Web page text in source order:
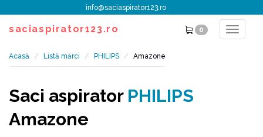
info@saciaspirator123.ro
saciaspirator123.ro 0
Toggle
Acasă Listă mărci PHILIPS Amazone
Saci aspirator PHILIPS
Amazone